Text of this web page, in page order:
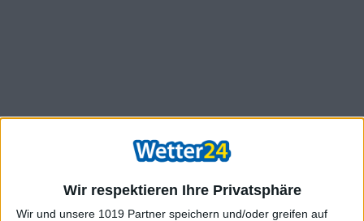
Wir respektieren Ihre Privatsphäre
Wir und unsere 1019 Partner speichern und/oder greifen auf